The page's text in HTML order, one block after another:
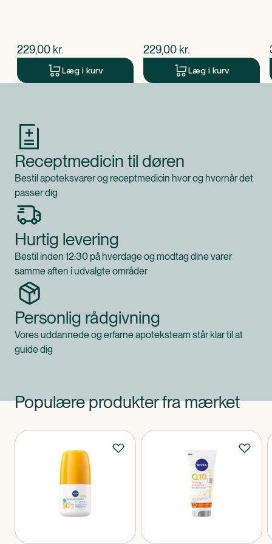
Sammenlignet med den tidligere formel af
LUMINOUS630 Day Fluid SPF50. 2In vitro.
$nuværende pris
229,00 kr.
Læg i kurv
$nuværende pris
229,00 kr.
Læg i kurv
Receptmedicin til døren
Bestil apoteksvarer og receptmedicin hvor og hvornår det
passer dig
Hurtig levering
Bestil inden 12:30 på hverdage og modtag dine varer
samme aften i udvalgte områder
Personlig rådgivning
Vores uddannede og erfarne apoteksteam står klar til at
guide dig
Populære produkter fra mærket
Produkter